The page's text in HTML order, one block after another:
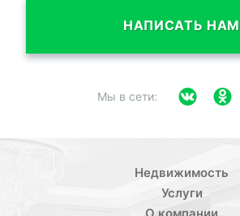
НАПИСАТЬ НАМ
Мы в сети:
Недвижимость
Услуги